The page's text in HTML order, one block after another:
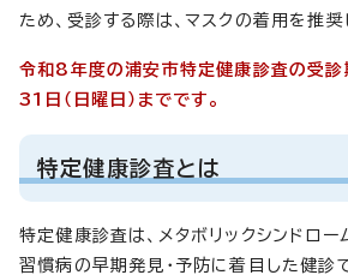
ため、受診する際は、マスクの着用を推奨
令和8年度の浦安市特定健康診査の受診
31日（日曜日）までです。
特定健康診査とは
特定健康診査は、メタボリックシンドロ
習慣病の早期発見・予防に着目した健診